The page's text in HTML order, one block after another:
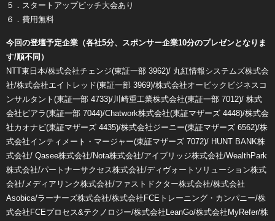
５．スタートアップピッチ大会あり
６．費用無料
今回の登壇予定企業（各社5分、スポンサー企業10分のプレゼンとなりま
す/順不同）
NTT東日本/株式会社チェンジ(東証一部 3962)/ 丸紅情報システムズ株式会
社/株式会社エイトレッド(東証一部 3969)/株式会社オービックビジネスコ
ンサルタント(東証一部 4733)/川崎重工業株式会社(東証一部 7012)/ 株式
会社ピアラ(東証一部 7044)/Chatwork株式会社(東証マザーズ 4448)/株式会
社カオナビ(東証マザーズ 4435)/株式会社ジーニー(東証マザーズ 6562)/株
式会社インティメート・マージャー(東証マザーズ 7072)/ HUNT BANK株
式会社/ Qasee株式会社/Nota株式会社/アイブリッジ株式会社/WealthPark
株式会社/パートナーサクセス株式会社/ディヴォートソリューション株式
会社/メディアリンク株式会社/ファストドクター株式会社/株式会社
Asobica/ラーナーズ株式会社/株式会社FCEトレーニング・カンパニー/株
式会社FCEプロセス&テクノロジー/株式会社LeanGo/株式会社MyRefer/株